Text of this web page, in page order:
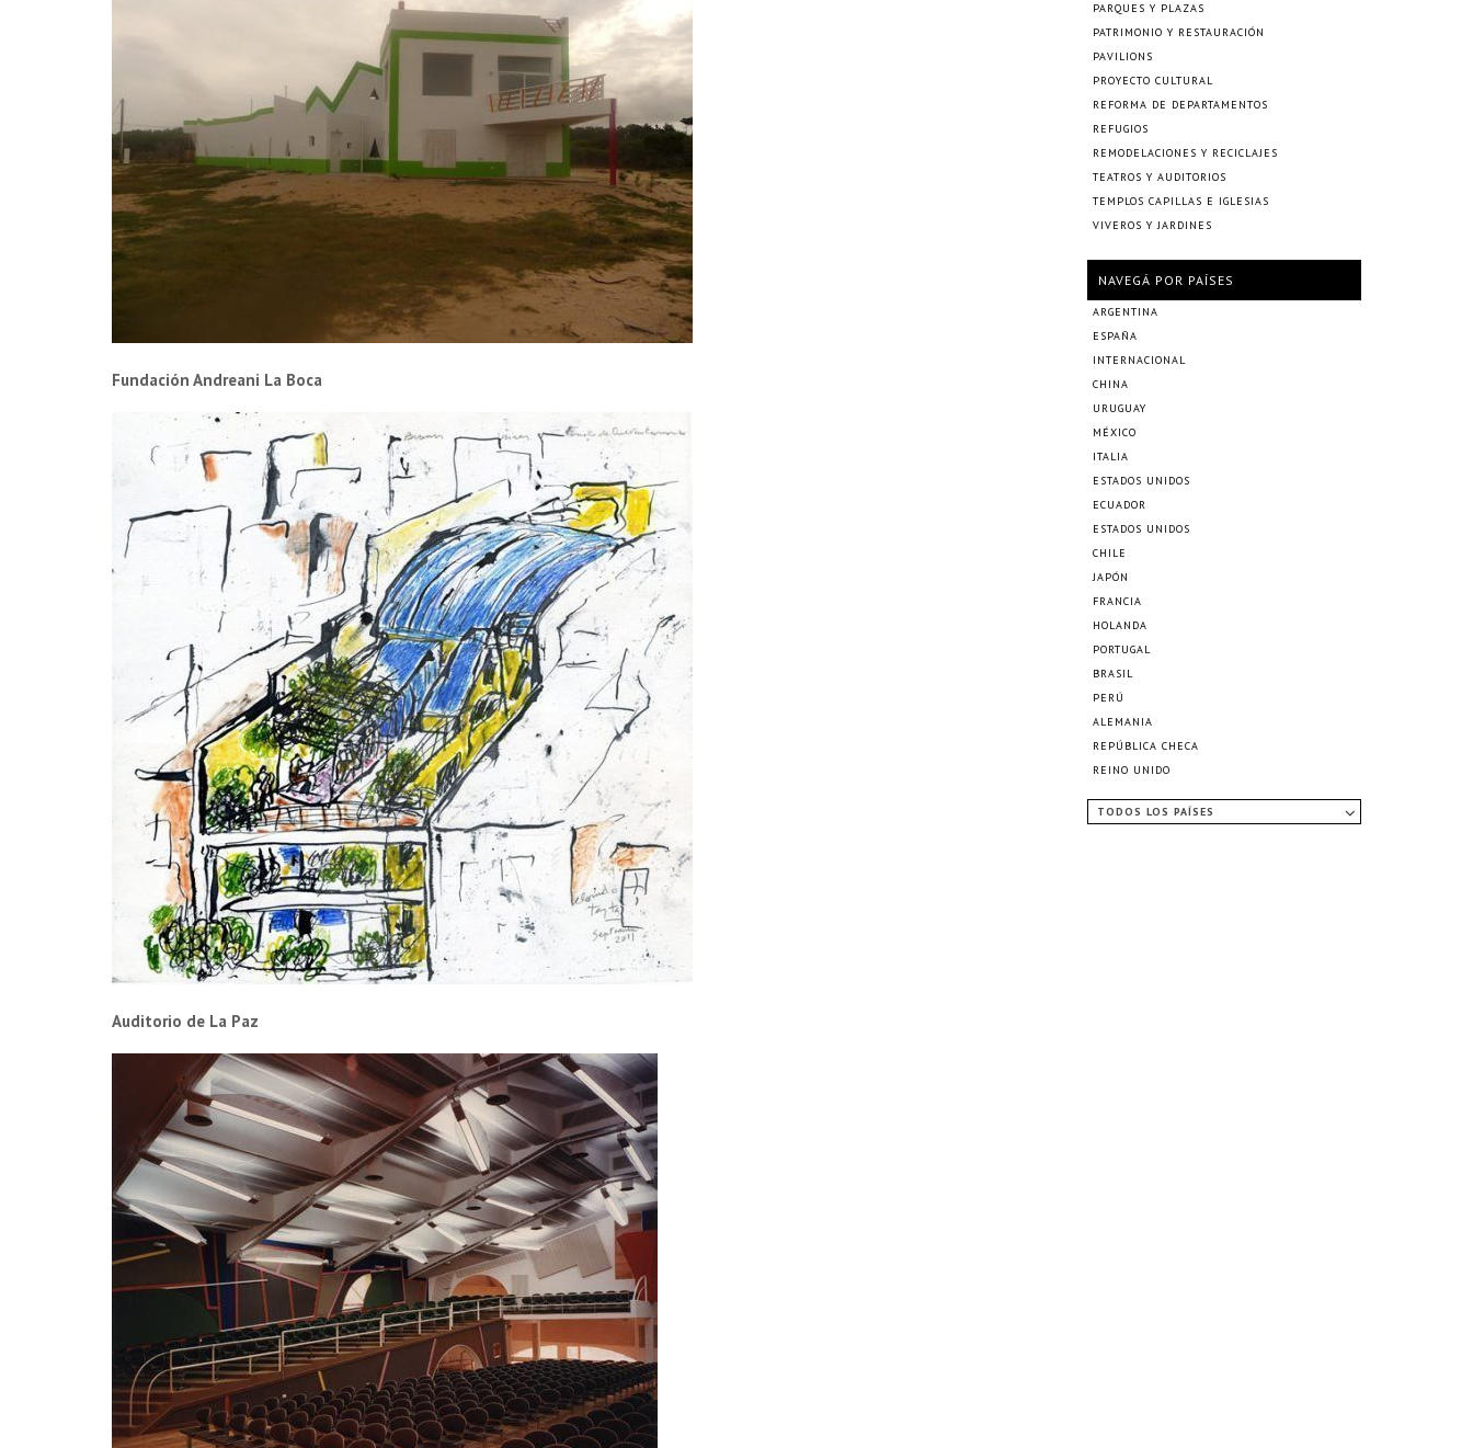
Fundación Andreani La Boca
Auditorio de La Paz
PARQUES Y PLAZAS
PATRIMONIO Y RESTAURACIÓN
PAVILIONS
PROYECTO CULTURAL
REFORMA DE DEPARTAMENTOS
REFUGIOS
REMODELACIONES Y RECICLAJES
TEATROS Y AUDITORIOS
TEMPLOS CAPILLAS E IGLESIAS
VIVEROS Y JARDINES
NAVEGÁ POR PAÍSES
ARGENTINA
ESPAÑA
INTERNACIONAL
CHINA
URUGUAY
MÉXICO
ITALIA
ESTADOS UNIDOS
ECUADOR
ESTADOS UNIDOS
CHILE
JAPÓN
FRANCIA
HOLANDA
PORTUGAL
BRASIL
PERÚ
ALEMANIA
REPÚBLICA CHECA
REINO UNIDO
TODOS LOS PAÍSES